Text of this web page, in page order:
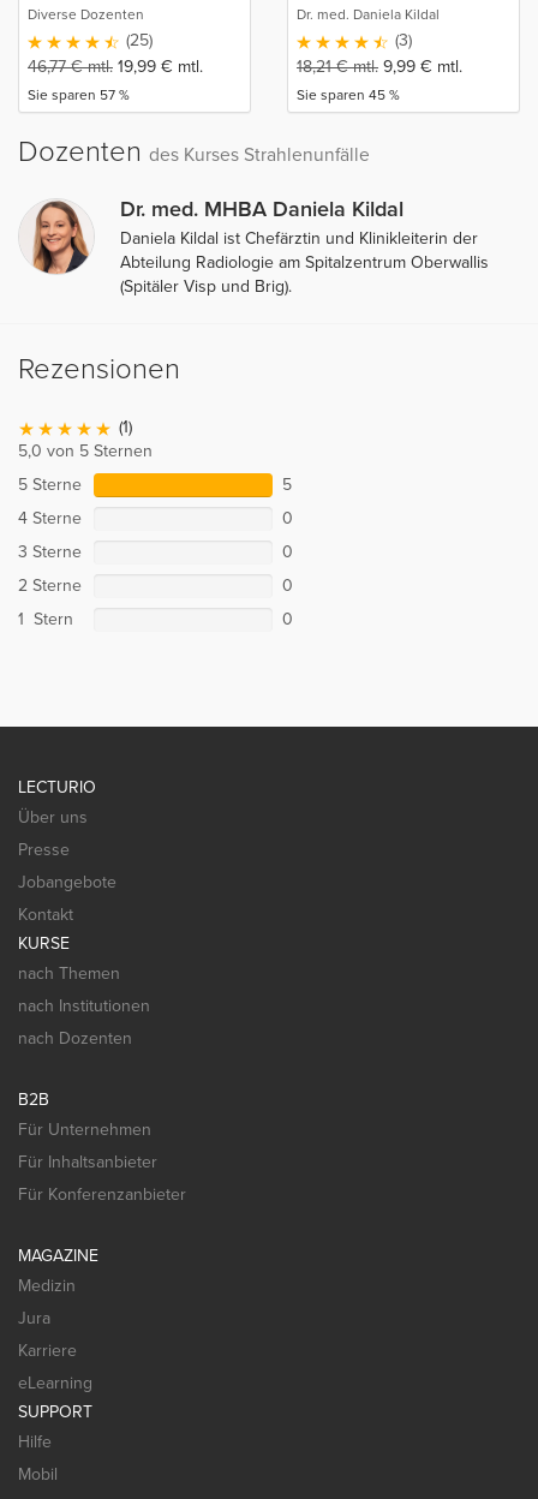
Pflegepersonal
Diverse Dozenten
(25)
46,77€mtl. 19,99 € mtl.
Sie sparen 57 %
Dr. med. Daniela Kildal
(3)
18,21€mtl. 9,99 € mtl.
Sie sparen 45 %
Dozenten des Kurses Strahlenunfälle
Dr. med. MHBA Daniela Kildal
Daniela Kildal ist Chefärztin und Klinikleiterin der
Abteilung Radiologie am Spitalzentrum Oberwallis
(Spitäler Visp und Brig).
Rezensionen
(1)
5,0 von 5 Sternen
5 Sterne
5
4 Sterne
0
3 Sterne
0
2 Sterne
0
1 Stern
0
LECTURIO
Über uns
Presse
Jobangebote
Kontakt
KURSE
nach Themen
nach Institutionen
nach Dozenten
B2B
Für Unternehmen
Für Inhaltsanbieter
Für Konferenzanbieter
MAGAZINE
Medizin
Jura
Karriere
eLearning
SUPPORT
Hilfe
Mobil